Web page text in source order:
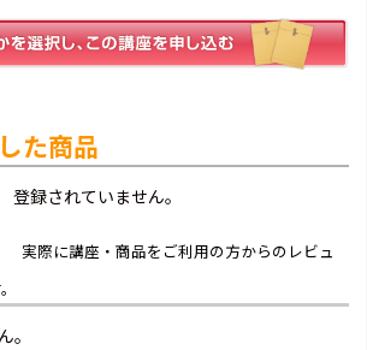
た商品
登録されていません。
実際に講座・商品をご利用の方からのレビュ
。